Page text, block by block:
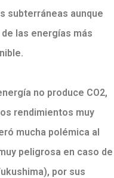
subterráneas aunque
las energías más
no produce CO2,
rendimientos muy
mucha polémica al
peligrosa en caso de
por sus